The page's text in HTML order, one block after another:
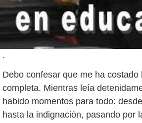
.
Debo confesar que me ha costado
completa. Mientras leía
habido momentos para todo:
hasta la indignación, pasando por